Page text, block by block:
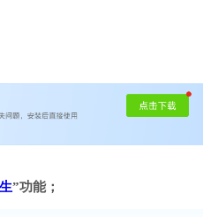
”功能；